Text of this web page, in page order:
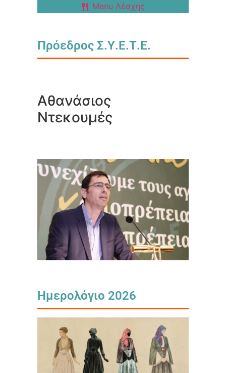
Menu Λέσχης
Πρόεδρος Σ.Υ.Ε.Τ.Ε.
Αθανάσιος
Ντεκουμές
Ημερολόγιο 2026